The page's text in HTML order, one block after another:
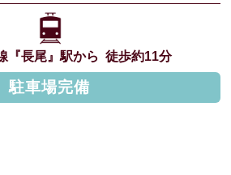
『長尾』駅から徒歩約11分
駐車場完備